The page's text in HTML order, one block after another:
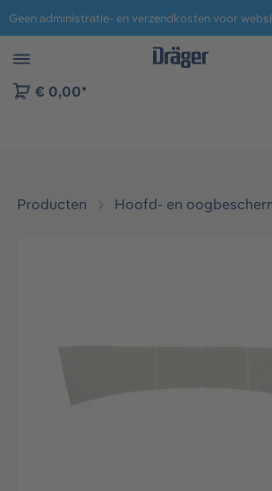
naar navigatie B2B-platform
€ 0,00*
Producten Hoofd- en